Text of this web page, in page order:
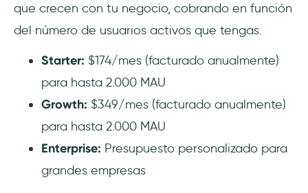
que crecen con tu negocio, cobrando en función
del número de usuarios activos que tengas.
Starter: $174/mes (facturado anualmente)
para hasta 2.000 MAU
Growth: $349/mes (facturado anualmente)
para hasta 2.000 MAU
Enterprise: Presupuesto personalizado para
grandes empresas